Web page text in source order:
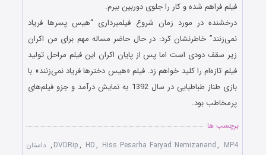
فیلم فراهم شده و کار را جلوی دوربین ببرم.
درخشنده در مورد زمان شروع فیلمبرداری “هیس پسرها فریاد
نمی‌زنند” خاطرنشان کرد: در حال حاضر مساله مهم برای من اکران
زیر سقف دودی است اما پس از پایان اکران این فیلم مراحل تولید
فیلم تازه‌ام را کلید خواهم زد. فیلم «هیس دخترها فریاد نمی‌زنند» با
بازی طناز طباطبایی در سال 1392 به نمایش درآمد و جزو فیلم‌های
پرمخاطب بود.
برچسب ها
DVDRip, HD, Hiss Pesarha Faryad Nemizanand, MP4
, داستان